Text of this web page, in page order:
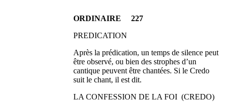
ORDINAIRE 227
PREDICATION
Après la prédication, un temps de silence peut
être observé, ou bien des strophes d’un
cantique peuvent être chantées. Si le Credo
suit le chant, il est dit.
LA CONFESSION DE LA FOI (CREDO)